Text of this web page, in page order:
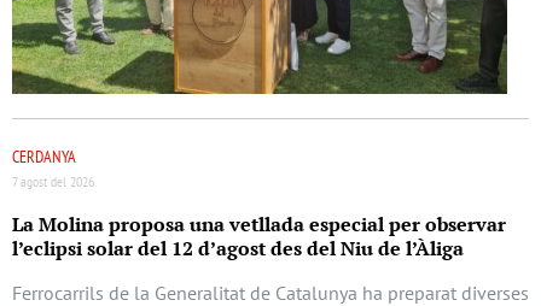
CERDANYA
7 agost del 2026
La Molina proposa una vetllada especial per observar
l’eclipsi solar del 12 d’agost des del Niu de l’Àliga
Ferrocarrils de la Generalitat de Catalunya ha preparat diverses